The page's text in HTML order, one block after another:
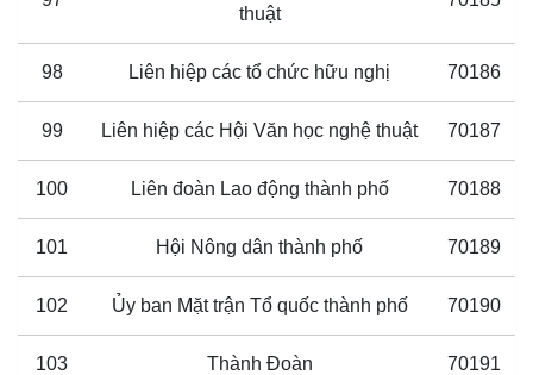
thuật
98 Liên hiệp các tổ chức hữu nghị 70186
99 Liên hiệp các Hội Văn học nghệ thuật 70187
100 Liên đoàn Lao động thành phố 70188
101 Hội Nông dân thành phố 70189
102 Ủy ban Mặt trận Tổ quốc thành phố 70190
103 Thành Đoàn 70191